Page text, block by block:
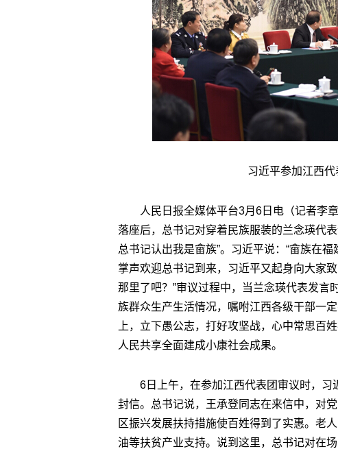
习近平参加江西代
人民日报全媒体平台3月6日电（记者李
落座后，总书记对穿着民族服装的兰念瑛代
总书记认出我是畲族”。习近平说：“畲族在
掌声欢迎总书记到来，习近平又起身向大家
那里了吧？”审议过程中，当兰念瑛代表发
族群众生产生活情况，嘱咐江西各级干部一
上，立下愚公志，打好攻坚战，心中常思百
人民共享全面建成小康社会成果。
6日上午，在参加江西代表团审议时，
封信。总书记说，王承登同志在来信中，对
区振兴发展扶持措施使百姓得到了实惠。老
油等扶贫产业支持。说到这里，总书记对在